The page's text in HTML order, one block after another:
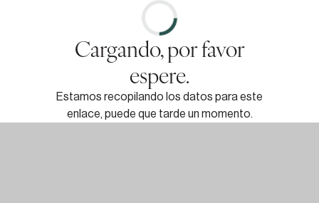
Cargando, por favor
espere.
Estamos recopilando los datos para este
enlace, puede que tarde un momento.